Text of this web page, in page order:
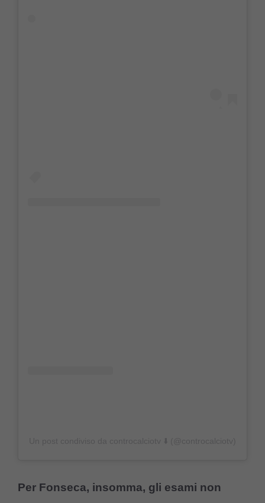
Per Fonseca, insomma, gli esami non